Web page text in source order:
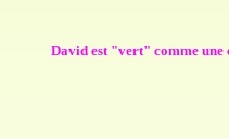
David est "vert" comme une